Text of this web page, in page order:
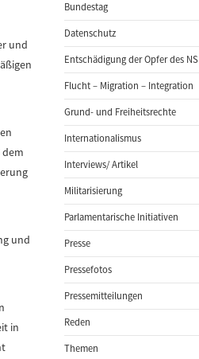
und
und
in
Bundestag
Datenschutz
Entschädigung der Opfer des NS
Flucht – Migration – Integration
Grund- und Freiheitsrechte
Internationalismus
Interviews/ Artikel
Militarisierung
Parlamentarische Initiativen
Presse
Pressefotos
Pressemitteilungen
Reden
Themen